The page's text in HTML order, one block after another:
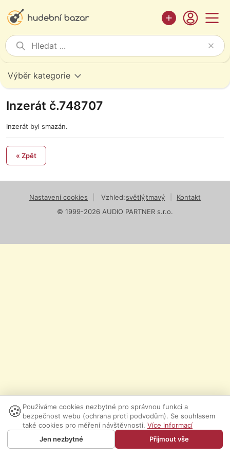
Výběr kategorie
Inzerát č.748707
Inzerát byl smazán.
« Zpět
Nastavení cookies Vzhled:světlýtmavý
Kontakt
© 1999-2026 AUDIO PARTNER s.r.o.
🍪 Používáme cookies nezbytné pro správnou funkci a
bezpečnost webu (ochrana proti podvodům). Se souhlasem
také cookies pro měření návštěvnosti. Více informací
Jen nezbytné
Přijmout vše